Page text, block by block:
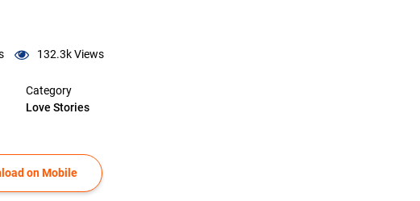
132.3kViews
Category
Love Stories
on Mobile